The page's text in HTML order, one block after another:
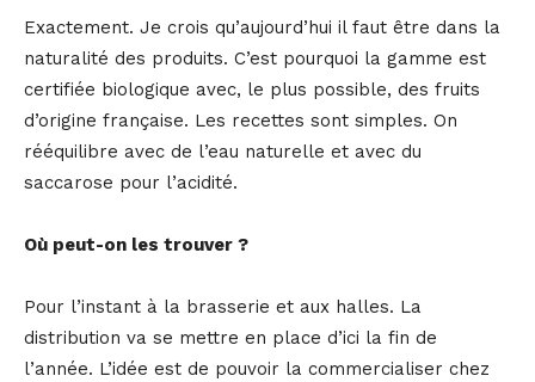
Exactement. Je crois qu’aujourd’hui il faut être dans la
naturalité des produits. C’est pourquoi la gamme est
certifiée biologique avec, le plus possible, des fruits
d’origine française. Les recettes sont simples. On
rééquilibre avec de l’eau naturelle et avec du
saccarose pour l’acidité.
Où peut-on les trouver ?
Pour l’instant à la brasserie et aux halles. La
distribution va se mettre en place d’ici la fin de
l’année. L’idée est de pouvoir la commercialiser chez